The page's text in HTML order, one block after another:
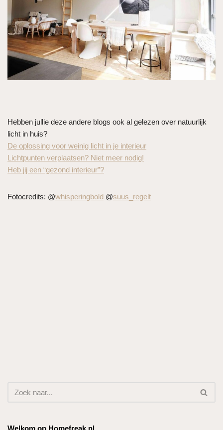
Hebben jullie deze andere blogs ook al gelezen over natuurlijk
licht in huis?
De oplossing voor weinig licht in je interieur
Lichtpunten verplaatsen? Niet meer nodig!
Heb jij een “gezond interieur”?
Fotocredits: @whisperingbold @suus_regelt
Welkom op Homefreak.nl